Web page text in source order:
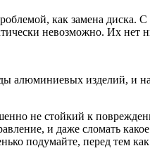
как замена диска.
невозможно. Их нет
алюминиевых изделий,
не стойкий к
и даже сломать
подумайте, перед тем